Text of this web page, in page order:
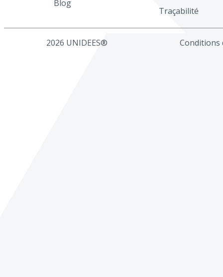
Blog
Traçabilité
2026 UNIDEES® Conditions